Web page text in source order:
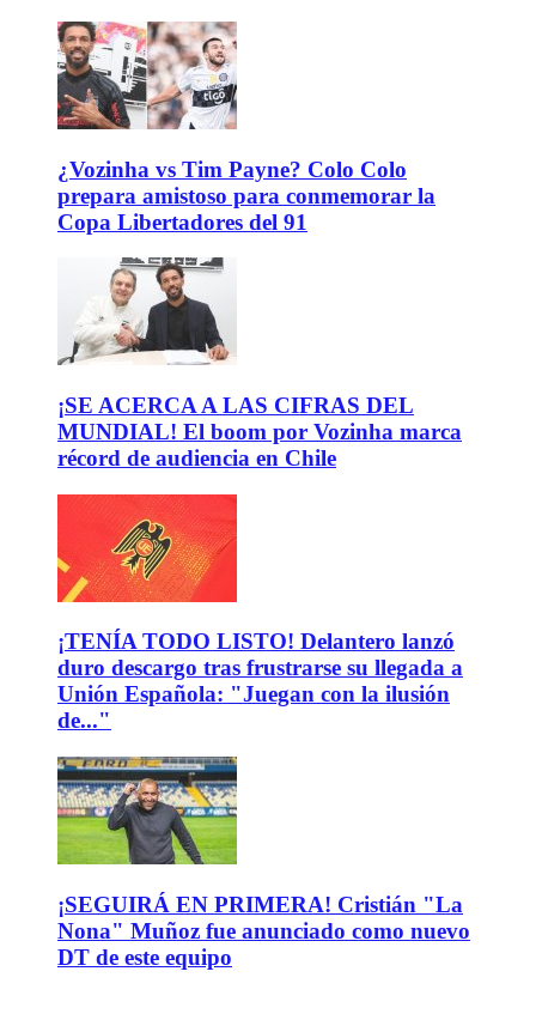
¿Vozinha vs Tim Payne? Colo Colo
prepara amistoso para conmemorar la
Copa Libertadores del 91
¡SE ACERCA A LAS CIFRAS DEL
MUNDIAL! El boom por Vozinha marca
récord de audiencia en Chile
¡TENÍA TODO LISTO! Delantero lanzó
duro descargo tras frustrarse su llegada a
Unión Española: "Juegan con la ilusión
de..."
¡SEGUIRÁ EN PRIMERA! Cristián "La
Nona" Muñoz fue anunciado como nuevo
DT de este equipo